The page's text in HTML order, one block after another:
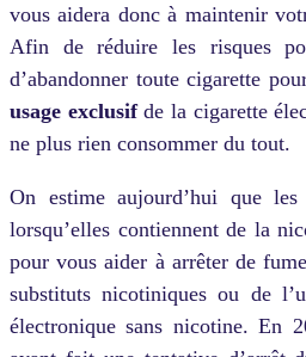
vous aidera donc à maintenir
Afin de réduire les risques
d’abandonner toute cigarette
usage exclusifde la cigarette
ne plus rien consommer du tout.
On estime aujourd’hui que les
lorsqu’elles contiennent de la
pour vous aider à arrêter de
substituts nicotiniques ou de
électronique sans nicotine. En